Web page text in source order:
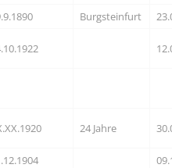
Burgsteinfurt
24 Jahre